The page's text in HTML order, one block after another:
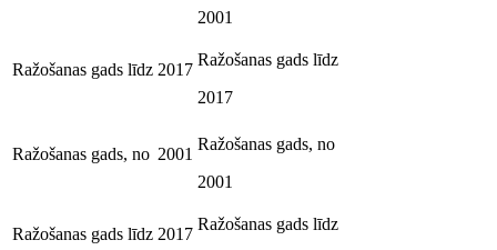
2001
Ražošanas gads līdz 2017
Ražošanas gads līdz
2017
Ražošanas gads, no 2001
Ražošanas gads, no
2001
Ražošanas gads līdz 2017
Ražošanas gads līdz